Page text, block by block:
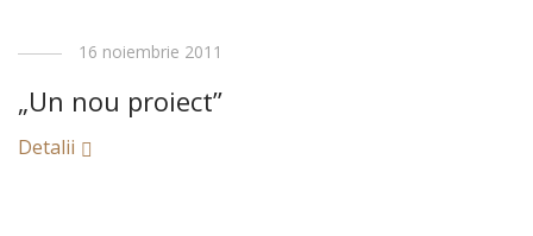
16 noiembrie 2011
„Un nou proiect”
Detalii